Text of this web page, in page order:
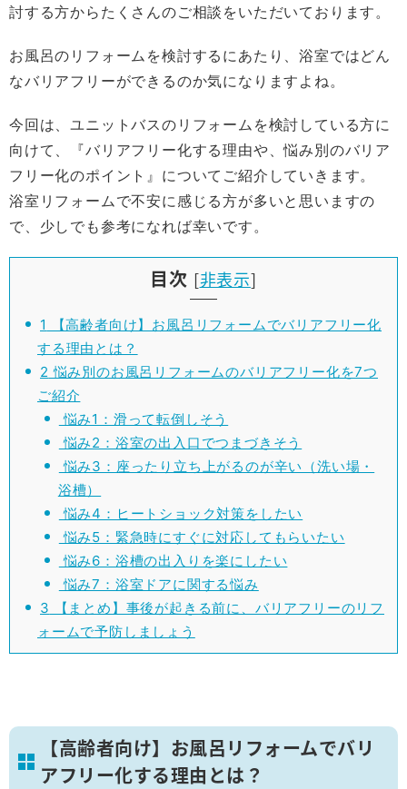
討する方からたくさんのご相談をいただいております。
お風呂のリフォームを検討するにあたり、浴室ではどん
なバリアフリーができるのか気になりますよね。
今回は、ユニットバスのリフォームを検討している方に
向けて、『バリアフリー化する理由や、悩み別のバリア
フリー化のポイント』についてご紹介していきます。
浴室リフォームで不安に感じる方が多いと思いますの
で、少しでも参考になれば幸いです。
目次 [非表示]
1
【高齢者向け】お風呂リフォームでバリアフリー化
する理由とは？
2 悩み別のお風呂リフォームのバリアフリー化を7つ
ご紹介
悩み1：滑って転倒しそう
悩み2：浴室の出入口でつまづきそう
悩み3：座ったり立ち上がるのが辛い（洗い場・
浴槽）
悩み4：ヒートショック対策をしたい
悩み5：緊急時にすぐに対応してもらいたい
悩み6：浴槽の出入りを楽にしたい
悩み7：浴室ドアに関する悩み
3 【まとめ】事後が起きる前に、バリアフリーのリフ
ォームで予防しましょう
【高齢者向け】お風呂リフォームでバリ
アフリー化する理由とは？